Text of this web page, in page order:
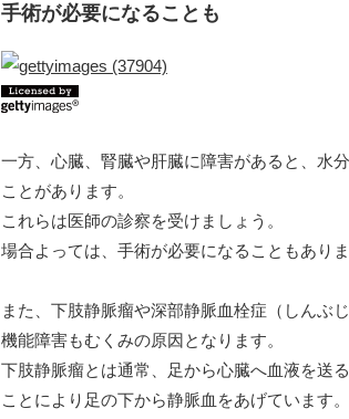
手術が必要になることも
一方、心臓、腎臓や肝臓に障害があると、水
ことがあります。
これらは医師の診察を受けましょう。
場合よっては、手術が必要になることもありま
また、下肢静脈瘤や深部静脈血栓症（しんぶ
機能障害もむくみの原因となります。
下肢静脈瘤とは通常、足から心臓へ血液を送
ことにより足の下から静脈血をあげています